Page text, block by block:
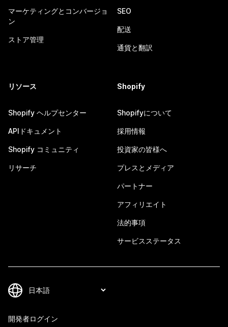
マーケティングとコンバージョ
ン
ストア管理
SEO
配送
通貨と翻訳
リソース
Shopify ヘルプセンター
APIドキュメント
Shopify コミュニティ
リサーチ
Shopify
Shopifyについて
採用情報
投資家の皆様へ
プレスとメディア
パートナー
アフィリエイト
法的事項
サービスステータス
開発者ログイン